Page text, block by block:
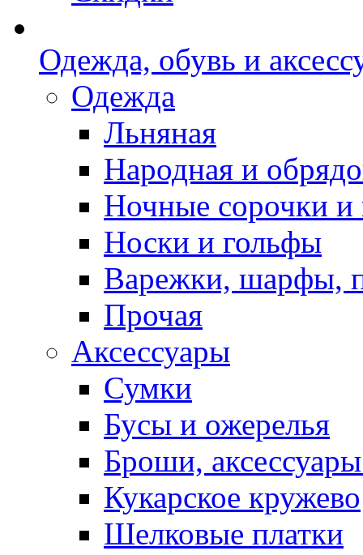
Одежда, обувь и
Одежда
Льняная
Народная и
Ночные сорочки
Носки и гольфы
Варежки, шарфы,
Прочая
Аксессуары
Сумки
Бусы и ожерелья
Броши,
Кукарское кружево
Шелковые платки